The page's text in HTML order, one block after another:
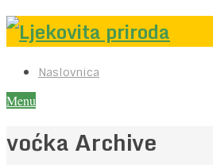
Naslovnica
Menu
voćka Archive